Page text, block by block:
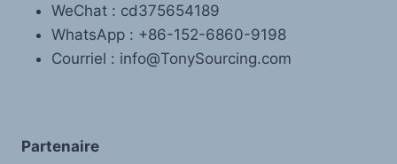
WeChat : cd375654189
WhatsApp : +86-152-6860-9198
Courriel : info@TonySourcing.com
Partenaire